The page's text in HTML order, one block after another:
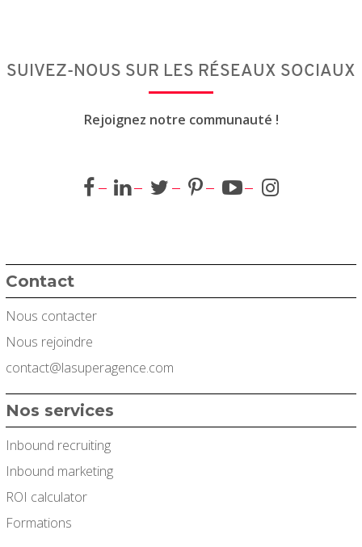
SUIVEZ-NOUS SUR LES RÉSEAUX SOCIAUX
Rejoignez notre communauté !
Contact
Nous contacter
Nous rejoindre
contact@lasuperagence.com
Nos services
Inbound recruiting
Inbound marketing
ROI calculator
Formations